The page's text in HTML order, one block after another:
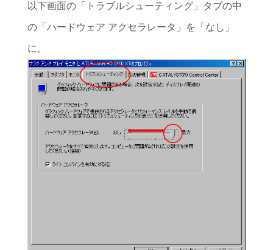
以下画面の「トラブルシューティング」タブの中
の「ハードウェア アクセラレータ」を「なし」
に。